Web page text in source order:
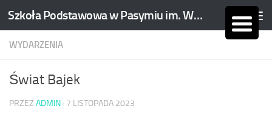
Skip to content Szkoła Podstawowa w Pasymiu im. Wojciecha Kętrzyńskiego
WYDARZENIA
Świat Bajek
PRZEZ ADMIN · 7 LISTOPADA 2023